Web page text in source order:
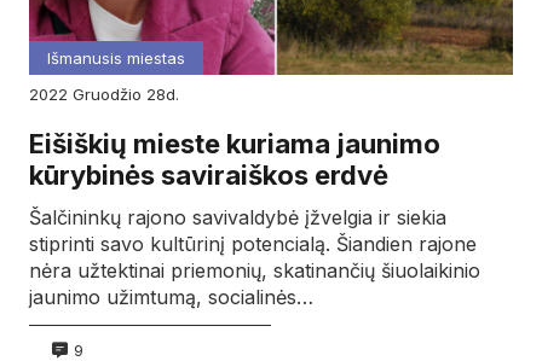
Išmanusis miestas
2022
gruodžio 28d.
Eišiškių mieste kuriama jaunimo
kūrybinės saviraiškos erdvė
Šalčininkų rajono savivaldybė įžvelgia ir siekia
stiprinti savo kultūrinį potencialą. Šiandien rajone
nėra užtektinai priemonių, skatinančių šiuolaikinio
jaunimo užimtumą, socialinės…
9